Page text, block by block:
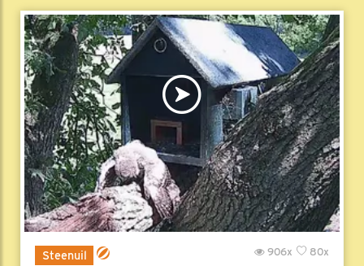
Steenuil 80x
906x